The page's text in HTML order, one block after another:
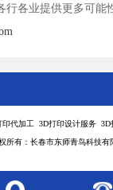
各业提供更多可能
印代加工 3D打印设计服务 3D
所有：长春市东师青鸟科技有